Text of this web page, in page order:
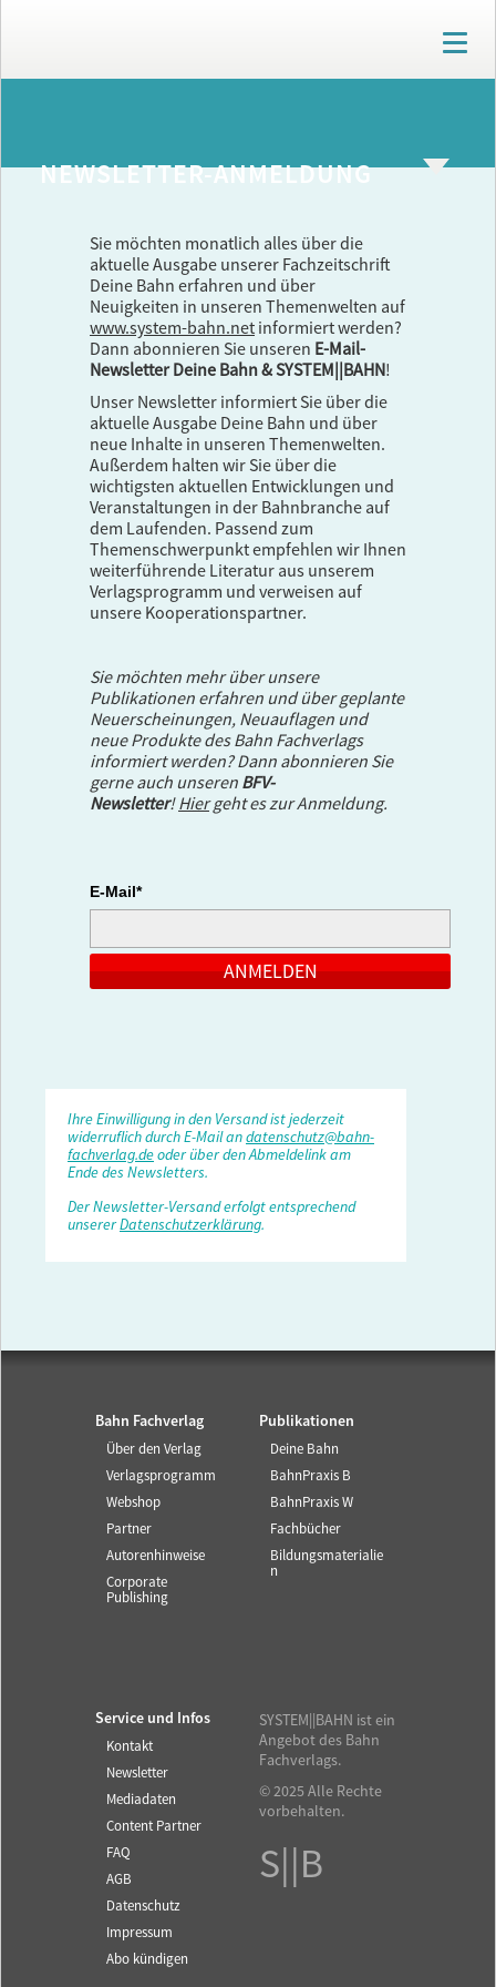
T
o
g
n
NEWSLETTER-ANMELDUNG
Sie möchten monatlich alles über die
aktuelle Ausgabe unserer Fachzeitschrift
Deine Bahn erfahren und über
Neuigkeiten in unseren Themenwelten auf
www.system-bahn.net informiert werden?
Dann abonnieren Sie unseren E-Mail-
Newsletter Deine Bahn & SYSTEM||BAHN!
Unser Newsletter informiert Sie über die
aktuelle Ausgabe Deine Bahn und über
neue Inhalte in unseren Themenwelten.
Außerdem halten wir Sie über die
wichtigsten aktuellen Entwicklungen und
Veranstaltungen in der Bahnbranche auf
dem Laufenden. Passend zum
Themenschwerpunkt empfehlen wir Ihnen
weiterführende Literatur aus unserem
Verlagsprogramm und verweisen auf
unsere Kooperationspartner.
Sie möchten mehr über unsere
Publikationen erfahren und über geplante
Neuerscheinungen, Neuauflagen und
neue Produkte des Bahn Fachverlags
informiert werden? Dann abonnieren Sie
gerne auch unseren BFV-
Newsletter!Hiergeht es zur Anmeldung.
E-Mail*
ANMELDEN
Ihre Einwilligung in den Versand ist jederzeit
widerruflich durch E-Mail andatenschutz@bahn-
fachverlag.deoder über den Abmeldelink am
Ende des Newsletters.
Der Newsletter-Versand erfolgt entsprechend
unsererDatenschutzerklärung.
Bahn Fachverlag
Über den Verlag
Verlagsprogramm
Webshop
Partner
Autorenhinweise
Corporate
Publishing
Publikationen
Deine Bahn
BahnPraxis B
BahnPraxis W
Fachbücher
Bildungsmaterialie
n
Service und Infos
Kontakt
Newsletter
Mediadaten
Content Partner
FAQ
AGB
Datenschutz
Impressum
Abo kündigen
SYSTEM||BAHN ist ein
Angebot des Bahn
Fachverlags.
© 2025 Alle Rechte
vorbehalten.
S||B